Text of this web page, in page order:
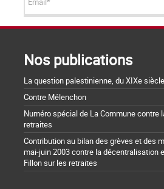
Nos publications
La question palestinienne, du XIXe
Contre Mélenchon
Numéro spécial de La Commune contre
retraites
Contribution au bilan des grèves et des
mai-juin 2003 contre la décentralisation
Fillon sur les retraites